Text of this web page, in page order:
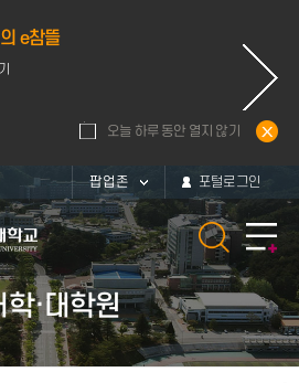
e참뜰
오늘 하루 동안 열지 않기
팝업존 포털로그인
학·대학원